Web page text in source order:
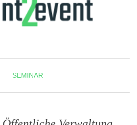
SEMINAR